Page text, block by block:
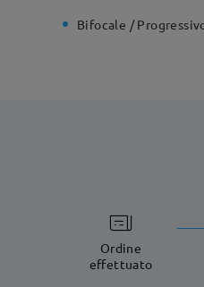
Bifocale /
Ordine
effettuato